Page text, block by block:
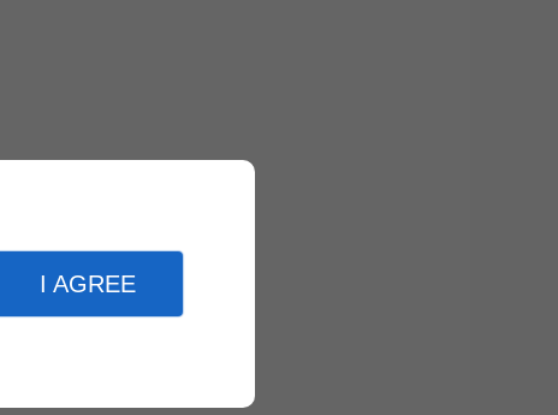
I AGREE